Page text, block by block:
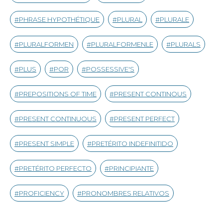
PHRASE HYPOTHÉTIQUE PLURAL PLURALE
PLURALFORMEN PLURALFORMENLE PLURALS
PLUS POR POSSESSIVE'S
PREPOSITIONS OF TIME PRESENT CONTINOUS
PRESENT CONTINUOUS PRESENT PERFECT
PRESENT SIMPLE PRETÉRITO INDEFINITIDO
PRETÉRITO PERFECTO PRINCIPIANTE
PROFICIENCY PRONOMBRES RELATIVOS